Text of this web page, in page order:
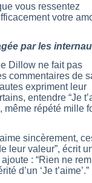
vous ressentez
votre
par les
Dillow ne fait pas
commentaires de
expriment leur
entendre “Je
même répété mille
sincèrement,
leur valeur”, écrit
: “Rien ne
d’un ‘Je t’aime’.”